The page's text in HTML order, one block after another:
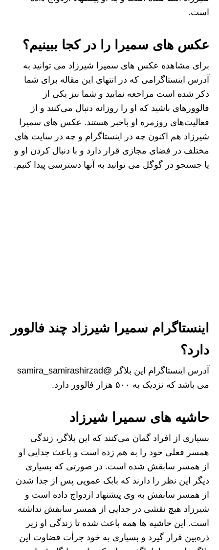
است.
عکس های سمیرا را در کجا ببینیم؟
برای مشاهده عکس های سمیرا شیرزاد می توانید به
آدرس اینستاگرامی که در انتهای این مقاله برای شما
ذکر شده است مراجعه نمایید و شما نیز یکی از
فالوورهای باشید که او را روزانه دنبال می‌کنند و از
فعالیت‌های روزمره او باخبر هستند. عکس های سمیرا
شیرزاد هم اکنون چه در اینستاگرام و چه در سایت های
مختلف در فضای مجازی قرار دارد و با دنبال کردن او و
یا جستجو در گوگل می توانید به آنها دسترسی پیدا کنیم.
اینستاگرام سمیرا شیرزاد چند فالوور
دارد؟
آدرس اینستاگرام این بلاگر @samira_samirashirzad
می باشد که نزدیک به ۵۰۰ هزار فالوور دارد.
حاشیه های سمیرا شیرزاد
بسیاری از افراد گمان می‌کنند که این بلاگر، زندگی
همسر فعلی خود را به هم زده است و باعث جدایی او
از همسر سابقش شده است. در صورتی که بسیاری
دیگر این نظر را دارند که بابک عمویی پس از جدا شدن
از همسر سابقش به وی پیشنهاد ازدواج داده است و
شیرزاد هیچ نقشی در جدایی از همسر سابقش نداشته
است. این حاشیه ها همه باعث شده تا زندگی او زیر
ذره‌بین قرار گیرد و بسیاری به خود جرأت قضاوت این